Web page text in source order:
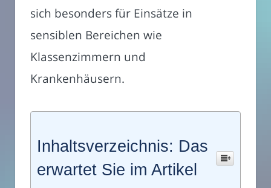
sich besonders für Einsätze in
sensiblen Bereichen wie
Klassenzimmern und
Krankenhäusern.
Inhaltsverzeichnis: Das
erwartet Sie im Artikel